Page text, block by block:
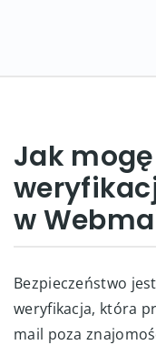
Jak
w
Bezpieczeństwo
weryfikacja, która
mail poza